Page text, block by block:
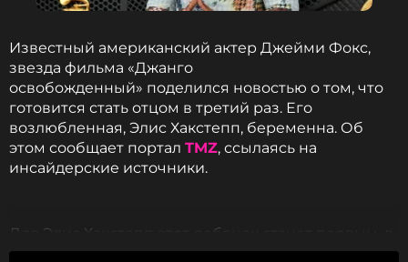
Известный американский актер Джейми Фокс,
звезда фильма «Джанго
освобожденный» поделился новостью о том, что
готовится стать отцом в третий раз. Его
возлюбленная, Элис Хакстепп, беременна. Об
этом сообщает портал TMZ, ссылаясь на
инсайдерские источники.
Для Элис Хакстепп этот ребенок станет первым, в
то время как для Фокса — третьим. Актер уже